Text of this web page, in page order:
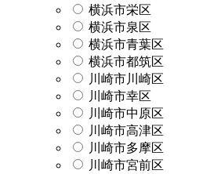
横浜市栄区
横浜市泉区
横浜市青葉区
横浜市都筑区
川崎市川崎区
川崎市幸区
川崎市中原区
川崎市高津区
川崎市多摩区
川崎市宮前区